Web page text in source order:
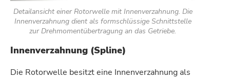
Detailansicht einer Rotorwelle mit Innenverzahnung. Die
Innenverzahnung dient als formschlüssige Schnittstelle
zur Drehmomentübertragung an das Getriebe.
Innenverzahnung (Spline)
Die Rotorwelle besitzt eine Innenverzahnung als